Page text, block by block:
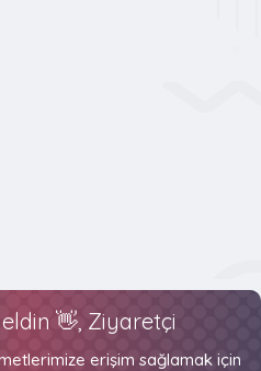
👋, Ziyaretçi
erişim sağlamak için